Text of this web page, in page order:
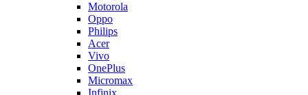
Motorola
Oppo
Philips
Acer
Vivo
OnePlus
Micromax
Infinix